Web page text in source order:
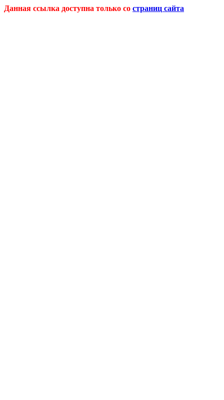
Данная ссылка доступна только со страниц сайта